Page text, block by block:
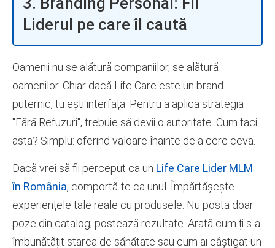
Liderul pe care îl caută
Oamenii nu se alătură companiilor, se alătură
oamenilor. Chiar dacă Life Care este un brand
puternic, tu ești interfața. Pentru a aplica strategia
"Fără Refuzuri", trebuie să devii o autoritate. Cum faci
asta? Simplu: oferind valoare înainte de a cere ceva.
Dacă vrei să fii perceput ca un Life Care Lider MLM
în România, comportă-te ca unul. Împărtășește
experiențele tale reale cu produsele. Nu posta doar
poze din catalog; postează rezultate. Arată cum ți s-a
îmbunătățit starea de sănătate sau cum ai câștigat un